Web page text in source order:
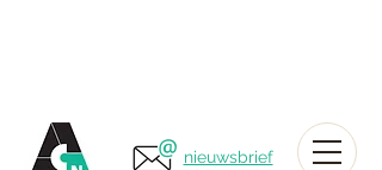
nieuwsbrief